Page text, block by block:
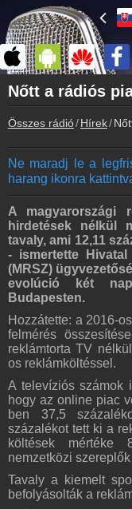
Főoldal
myonlineradio.hu
Bejelentkezés
Kapcsolat
Írj nekünk!
Partnerek
Rádiós partnerek
Rádió beágyazás
Ágyazd be
Online rádió készítés
Készítés lépésről lépésre
Nőtt a rádiós
Összes rádió Hírek
Ne maradj le a
harang ikonra
A magyarországi
hirdetések nélkül
tavaly, ami 12,11
- ismertette Hivatal
(MRSZ)
evolúció két
Budapesten.
Hozzátette: a 2016-
felmérés
reklámtorta TV
os reklámköltéssel.
A televíziós számok
hogy az online piac
ben 37,5
százalékot tett ki a
költések mértéke
nemzetközi
Tavaly a kiemelt
befolyásolták a